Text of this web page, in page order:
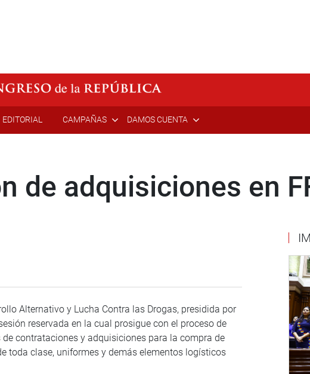
EDITORIAL CAMPAÑAS DAMOS CUENTA
de adquisiciones en
Alternativo y Lucha Contra las Drogas, presidida por
reservada en la cual prosigue con el proceso de
contrataciones y adquisiciones para la compra de
toda clase, uniformes y demás elementos logísticos